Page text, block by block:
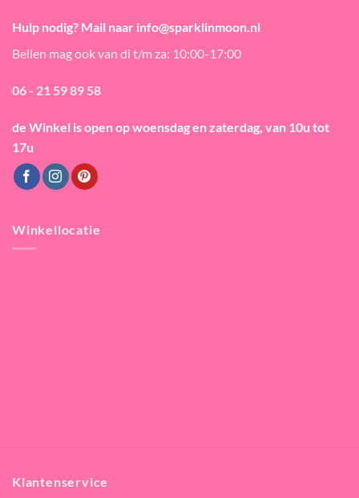
Hulp nodig? Mail naar info@sparklinmoon.nl
Bellen mag ook van di t/m za: 10:00-17:00
06 - 21 59 89 58
de Winkel is openop woensdag en zaterdag, van 10u tot
17u
Winkellocatie
Klantenservice